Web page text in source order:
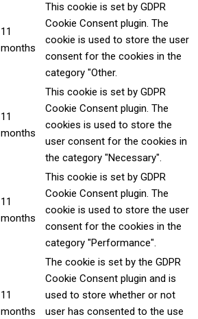
11
months
This cookie is set by GDPR
Cookie Consent plugin. The
cookie is used to store the user
consent for the cookies in the
category "Other.
11
months
This cookie is set by GDPR
Cookie Consent plugin. The
cookies is used to store the
user consent for the cookies in
the category "Necessary".
11
months
This cookie is set by GDPR
Cookie Consent plugin. The
cookie is used to store the user
consent for the cookies in the
category "Performance".
11
months
The cookie is set by the GDPR
Cookie Consent plugin and is
used to store whether or not
user has consented to the use